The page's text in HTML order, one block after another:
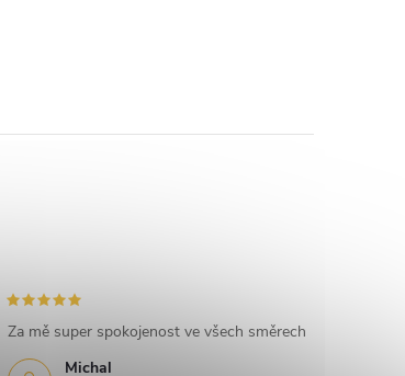
Michal
Za mě super spokojenost ve všech směrech